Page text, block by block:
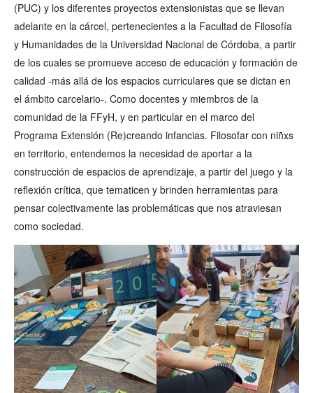
(PUC) y los diferentes proyectos extensionistas que se llevan
adelante en la cárcel, pertenecientes a la Facultad de Filosofía
y Humanidades de la Universidad Nacional de Córdoba, a partir
de los cuales se promueve acceso de educación y formación de
calidad -más allá de los espacios curriculares que se dictan en
el ámbito carcelario-. Como docentes y miembros de la
comunidad de la FFyH, y en particular en el marco del
Programa Extensión (Re)creando infancias. Filosofar con niñxs
en territorio, entendemos la necesidad de aportar a la
construcción de espacios de aprendizaje, a partir del juego y la
reflexión crítica, que tematicen y brinden herramientas para
pensar colectivamente las problemáticas que nos atraviesan
como sociedad.